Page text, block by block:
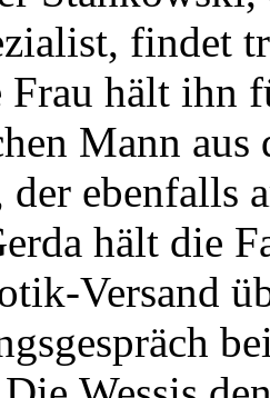
findet
hält ihn
Mann aus
ebenfalls
hält die
Versand